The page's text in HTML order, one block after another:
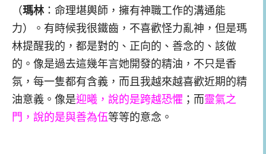
（瑪林：命理堪輿師，擁有神職工作的溝通能
力）。有時候我很鐵齒，不喜歡怪力亂神，但是瑪
林提醒我的，都是對的、正向的、善念的、該做
的。像是過去這幾年言她開發的精油，不只是香
氛，每一隻都有含義，而且我越來越喜歡近期的精
油意義。像是迎曦，說的是跨越恐懼 ；而靈氣之
門，說的是與善為伍等等的意念。